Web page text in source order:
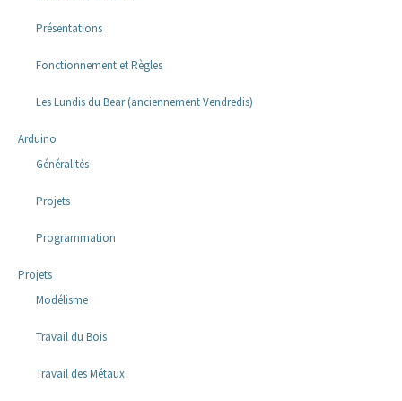
Présentations
Fonctionnement et Règles
Les Lundis du Bear (anciennement Vendredis)
Arduino
Généralités
Projets
Programmation
Projets
Modélisme
Travail du Bois
Travail des Métaux